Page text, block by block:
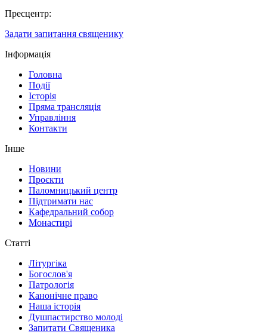
Пресцентр:
Задати запитання священику
Інформація
Головна
Події
Історія
Пряма трансляція
Управління
Контакти
Інше
Новини
Проєкти
Паломницький центр
Підтримати нас
Кафедральний собор
Монастирі
Статті
Літургіка
Богослов'я
Патрологія
Канонічне право
Наша історія
Душпастирство молоді
Запитати Священика